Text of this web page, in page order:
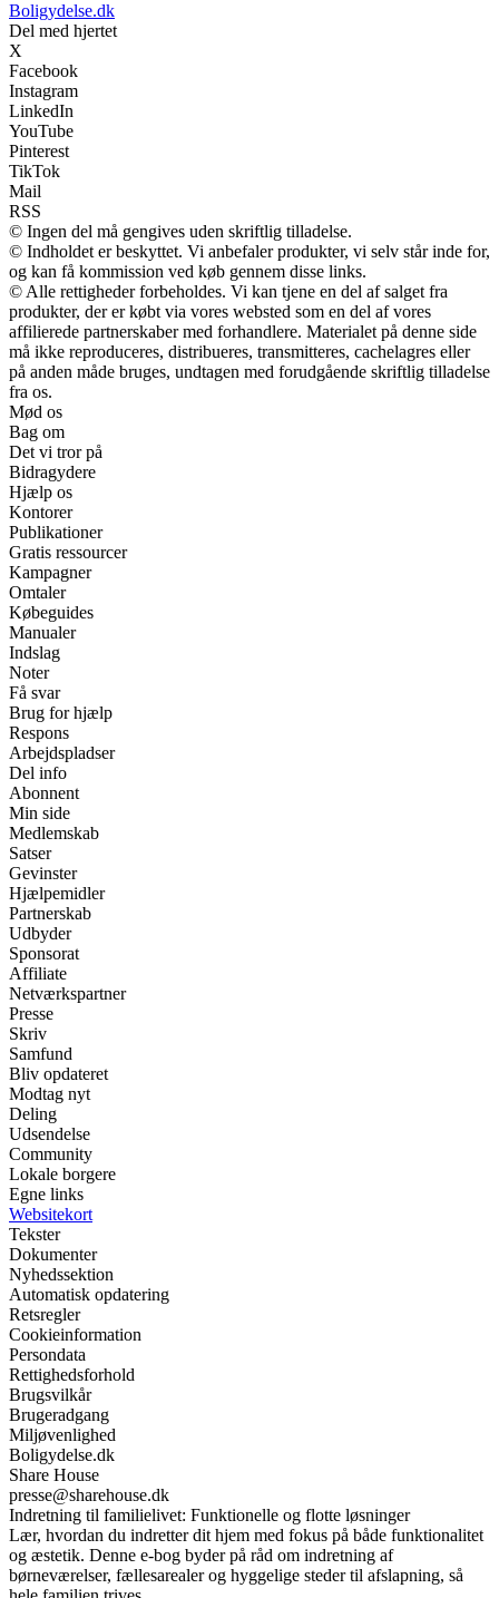
Boligydelse.dk
Del med hjertet
X
Facebook
Instagram
LinkedIn
YouTube
Pinterest
TikTok
Mail
RSS
© Ingen del må gengives uden skriftlig tilladelse.
© Indholdet er beskyttet. Vi anbefaler produkter, vi selv står inde for,
og kan få kommission ved køb gennem disse links.
© Alle rettigheder forbeholdes. Vi kan tjene en del af salget fra
produkter, der er købt via vores websted som en del af vores
affilierede partnerskaber med forhandlere. Materialet på denne side
må ikke reproduceres, distribueres, transmitteres, cachelagres eller
på anden måde bruges, undtagen med forudgående skriftlig tilladelse
fra os.
Mød os
Bag om
Det vi tror på
Bidragydere
Hjælp os
Kontorer
Publikationer
Gratis ressourcer
Kampagner
Omtaler
Købeguides
Manualer
Indslag
Noter
Få svar
Brug for hjælp
Respons
Arbejdspladser
Del info
Abonnent
Min side
Medlemskab
Satser
Gevinster
Hjælpemidler
Partnerskab
Udbyder
Sponsorat
Affiliate
Netværkspartner
Presse
Skriv
Samfund
Bliv opdateret
Modtag nyt
Deling
Udsendelse
Community
Lokale borgere
Egne links
Websitekort
Tekster
Dokumenter
Nyhedssektion
Automatisk opdatering
Retsregler
Cookieinformation
Persondata
Rettighedsforhold
Brugsvilkår
Brugeradgang
Miljøvenlighed
Boligydelse.dk
Share House
presse@sharehouse.dk
Indretning til familielivet: Funktionelle og flotte løsninger
Lær, hvordan du indretter dit hjem med fokus på både funktionalitet
og æstetik. Denne e-bog byder på råd om indretning af
børneværelser, fællesarealer og hyggelige steder til afslapning, så